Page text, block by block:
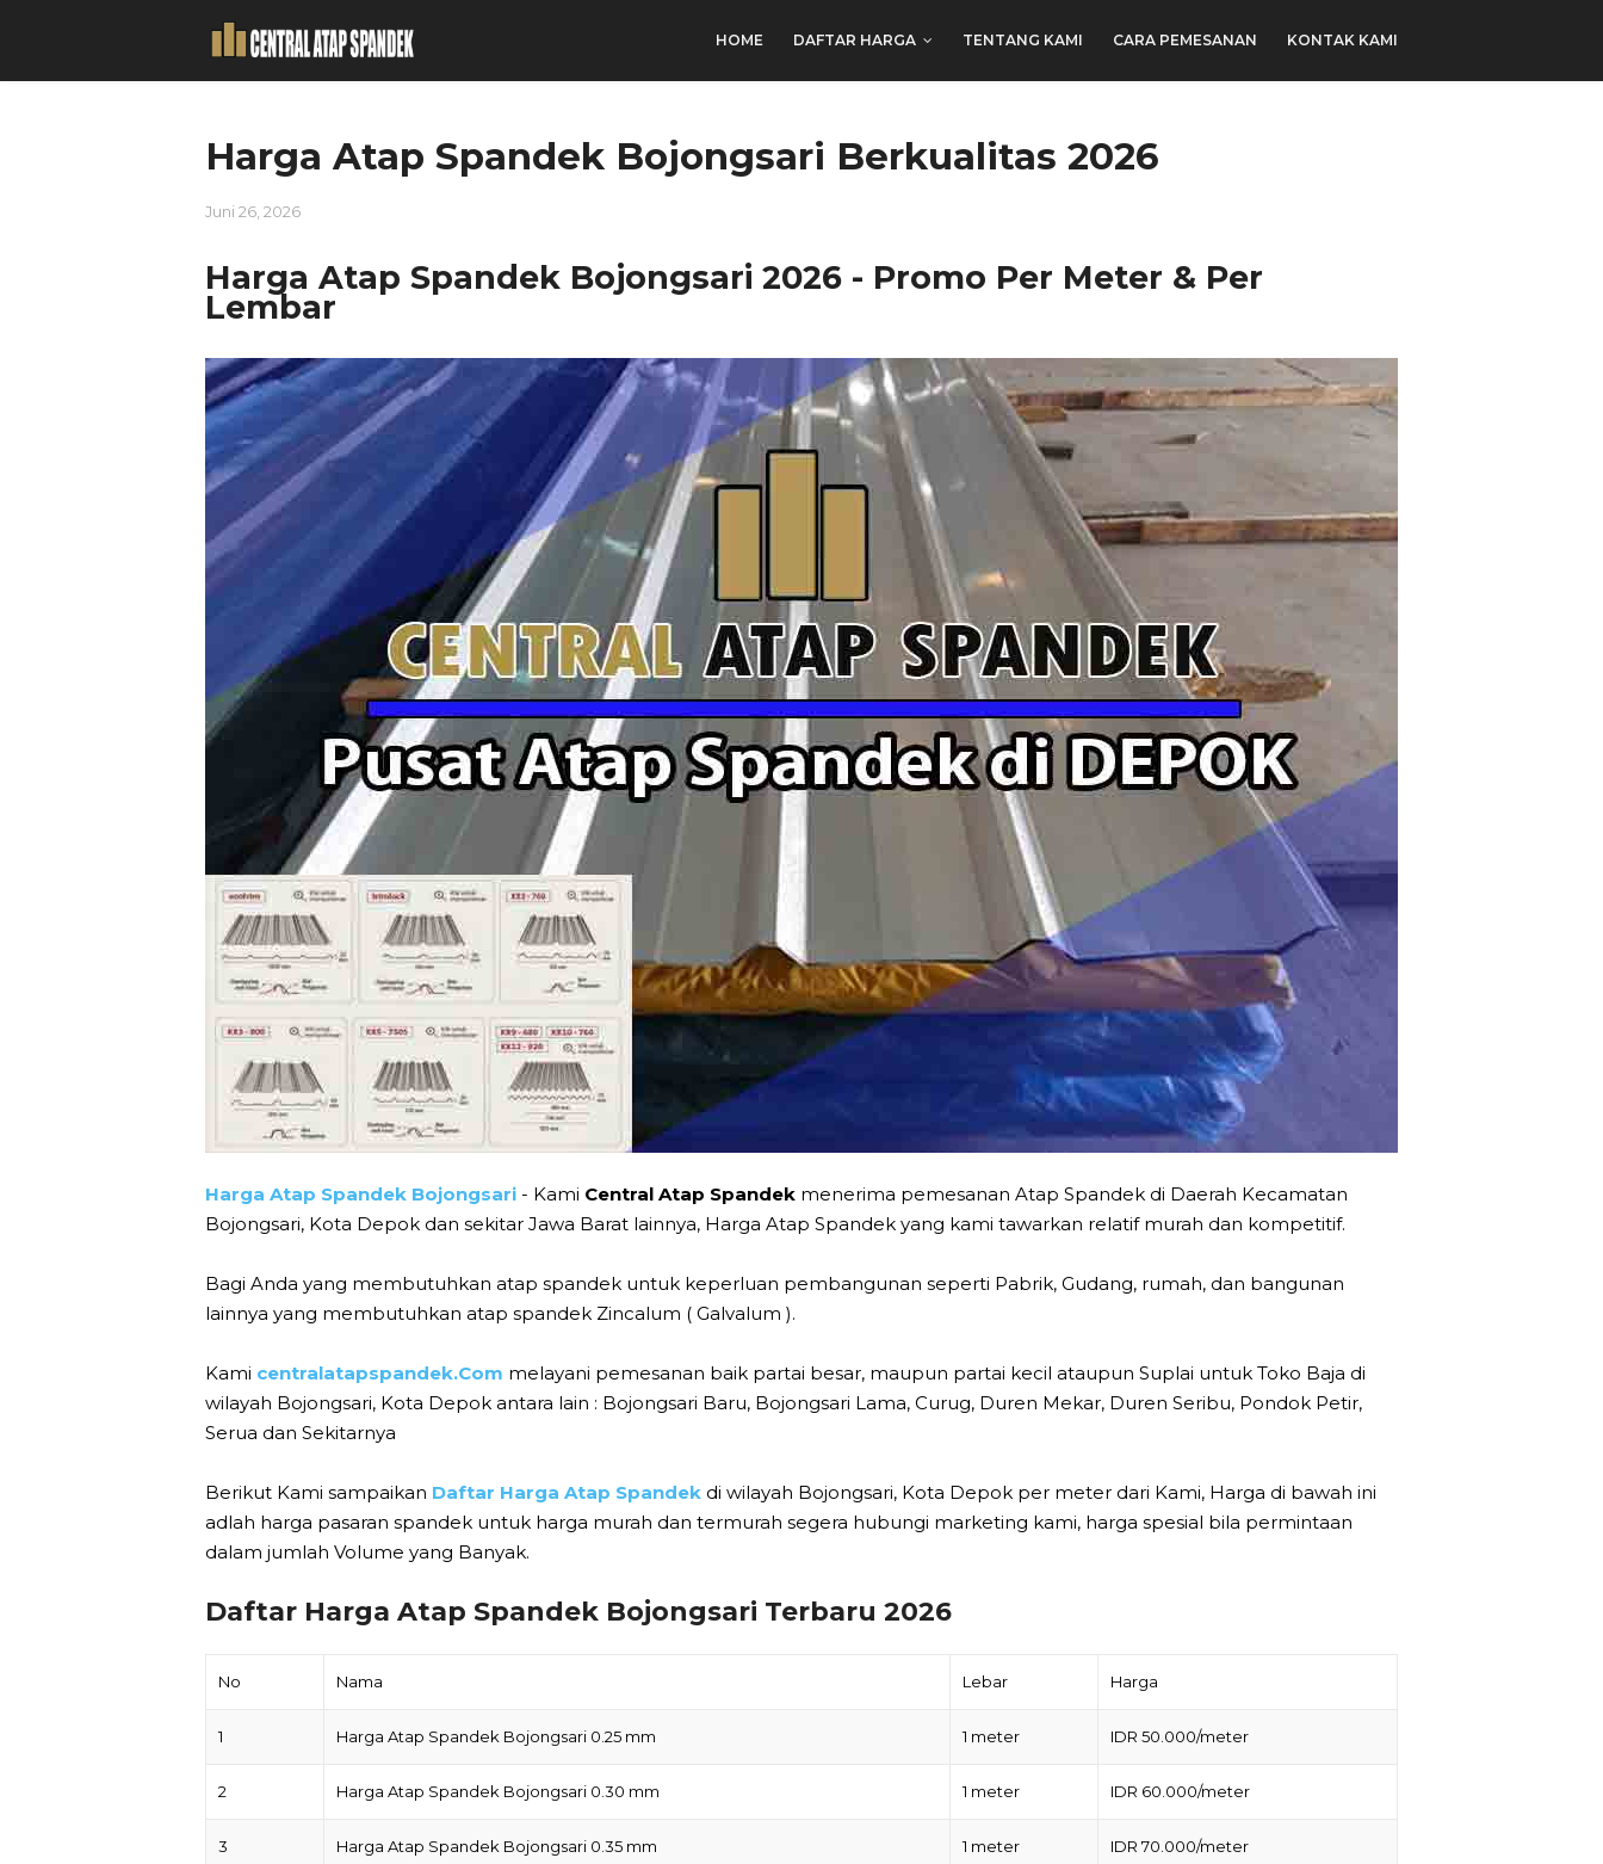
HOME DAFTAR HARGA TENTANG KAMI CARA PEMESANAN KONTAK KAMI
Harga Atap Spandek Bojongsari Berkualitas 2026
Juni 26, 2026
Harga Atap Spandek Bojongsari 2026 - Promo Per Meter & Per
Lembar
Harga Atap Spandek Bojongsari - Kami Central Atap Spandek menerima pemesanan Atap Spandek di Daerah Kecamatan
Bojongsari, Kota Depok dan sekitar Jawa Barat lainnya, Harga Atap Spandek yang kami tawarkan relatif murah dan kompetitif.
Bagi Anda yang membutuhkan atap spandek untuk keperluan pembangunan seperti Pabrik, Gudang, rumah, dan bangunan
lainnya yang membutuhkan atap spandek Zincalum ( Galvalum ).
Kami centralatapspandek.Com melayani pemesanan baik partai besar, maupun partai kecil ataupun Suplai untuk Toko Baja di
wilayah Bojongsari, Kota Depok antara lain : Bojongsari Baru, Bojongsari Lama, Curug, Duren Mekar, Duren Seribu, Pondok Petir,
Serua dan Sekitarnya
Berikut Kami sampaikan Daftar Harga Atap Spandek di wilayah Bojongsari, Kota Depok per meter dari Kami, Harga di bawah ini
adlah harga pasaran spandek untuk harga murah dan termurah segera hubungi marketing kami, harga spesial bila permintaan
dalam jumlah Volume yang Banyak.
Daftar Harga Atap Spandek Bojongsari Terbaru 2026
No Nama Lebar Harga
1 Harga Atap Spandek Bojongsari 0.25 mm 1 meter IDR 50.000/meter
2 Harga Atap Spandek Bojongsari 0.30 mm 1 meter IDR 60.000/meter
3 Harga Atap Spandek Bojongsari 0.35 mm 1 meter IDR 70.000/meter